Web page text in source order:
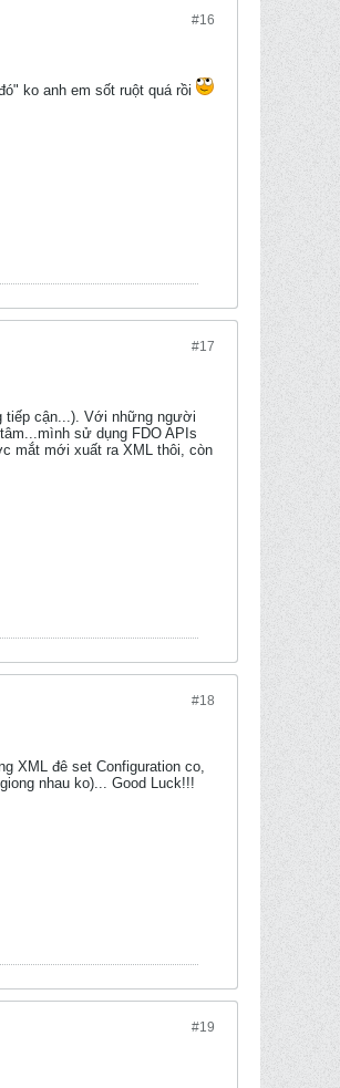
#16
ko anh em sốt ruột quá rồi
#17
tiếp cận...). Với những người
sử dụng FDO APIs
mắt mới xuất ra XML thôi, còn
#18
XML đê set Configuration co,
nhau ko)... Good Luck!!!
#19